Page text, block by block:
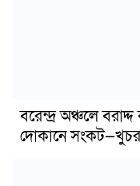
বরেন্দ্র অঞ্চলে
দোকানে